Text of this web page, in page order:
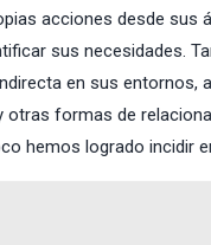
acciones desde sus
sus necesidades.
en sus entornos,
formas de
hemos logrado incidir